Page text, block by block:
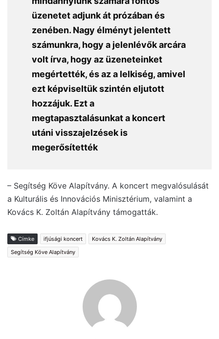
üzenetet adjunk át prózában és
zenében. Nagy élményt jelentett
számunkra, hogy a jelenlévők arcára
volt írva, hogy az üzeneteinket
megértették, és az a lelkiség, amivel
ezt képviseltük szintén eljutott
hozzájuk. Ezt a
megtapasztalásunkat a koncert
utáni visszajelzések is
megerősítették
– Segítség Köve Alapítvány. A koncert megvalósulását
a Kulturális és Innovációs Minisztérium, valamint a
Kovács K. Zoltán Alapítvány támogatták.
Címke ifjúsági koncert
Kovács K. Zoltán Alapítvány
Segítség Köve Alapítvány